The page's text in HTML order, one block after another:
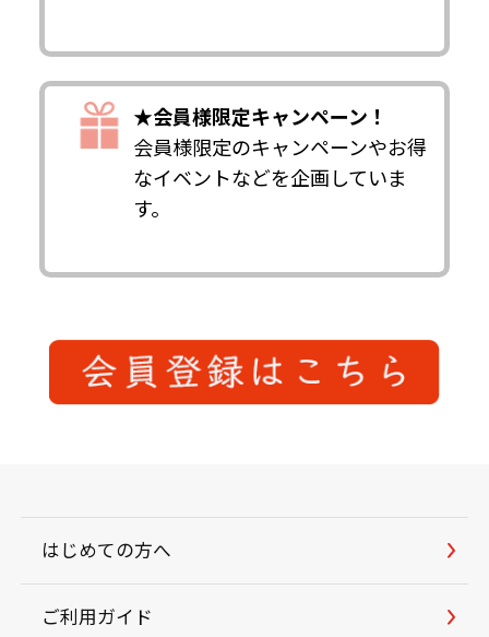
★会員様限定キャンペーン！
会員様限定のキャンペーンやお得
なイベントなどを企画していま
す。
はじめての方へ
ご利用ガイド